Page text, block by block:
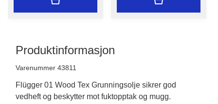
Produktinformasjon
Varenummer 43811
Flügger 01 Wood Tex Grunningsolje sikrer god
vedheft og beskytter mot fuktopptak og mugg.